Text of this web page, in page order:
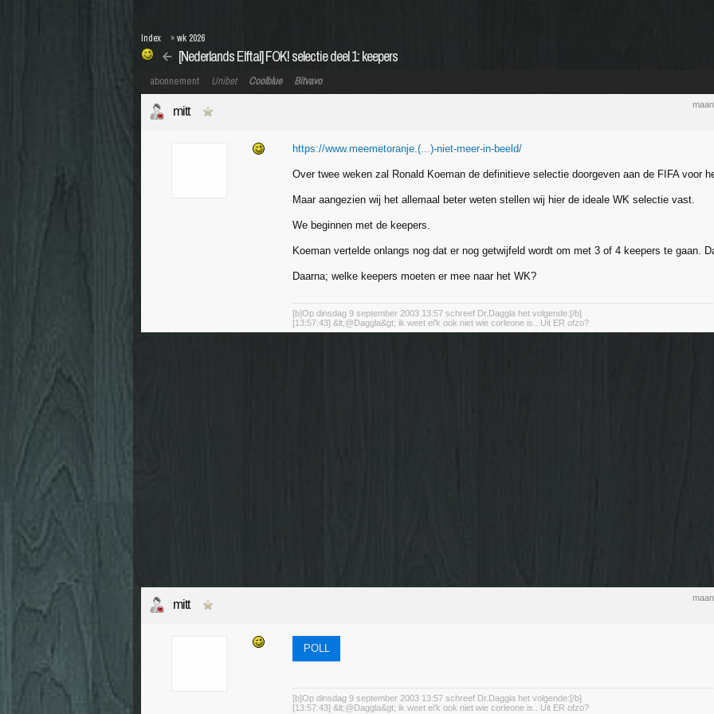
[Nederlands Elftal] FOK! selectie deel 1: keepers
Index »wk 2026
abonnement Unibet Coolblue Bitvavo
mitt
https://www.meemetoranje.(...)-niet-meer-in-beeld/
Over twee weken zal Ronald Koeman de definitieve selectie doorgeven aan de FIFA voor
Maar aangezien wij het allemaal beter weten stellen wij hier de ideale WK selectie vast.
We beginnen met de keepers.
Koeman vertelde onlangs nog dat er nog getwijfeld wordt om met 3 of 4 keepers te gaan.
Daarna; welke keepers moeten er mee naar het WK?
[b]Op dinsdag 9 september 2003 13:57 schreef Dr.Daggla het volgende:[/b]
[13:57:43] &lt;@Daggla&gt; ik weet ei'k ook niet wie corleone is.. Uit ER ofzo?
mitt
POLL
[b]Op dinsdag 9 september 2003 13:57 schreef Dr.Daggla het volgende:[/b]
[13:57:43] &lt;@Daggla&gt; ik weet ei'k ook niet wie corleone is.. Uit ER ofzo?